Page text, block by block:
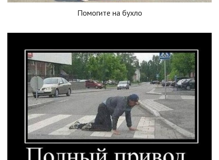
Помогите на бухло